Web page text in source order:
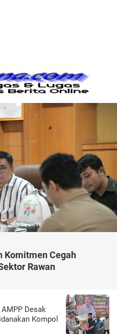
Komitmen Cegah
Rawan
Desak
Kompol